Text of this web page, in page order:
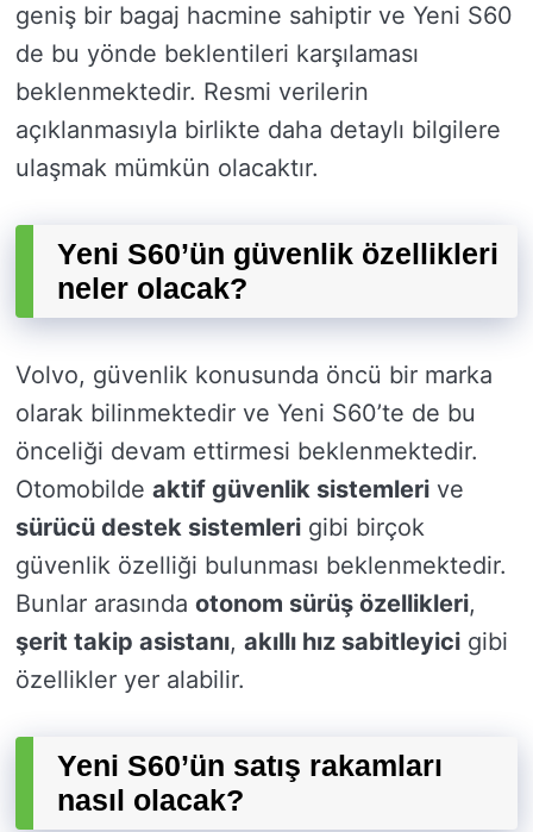
geniş bir bagaj hacmine sahiptir ve Yeni S60
de bu yönde beklentileri karşılaması
beklenmektedir. Resmi verilerin
açıklanmasıyla birlikte daha detaylı bilgilere
ulaşmak mümkün olacaktır.
Yeni S60’ün güvenlik özellikleri
neler olacak?
Volvo, güvenlik konusunda öncü bir marka
olarak bilinmektedir ve Yeni S60’te de bu
önceliği devam ettirmesi beklenmektedir.
Otomobilde aktif güvenlik sistemleri ve
sürücü destek sistemleri gibi birçok
güvenlik özelliği bulunması beklenmektedir.
Bunlar arasında otonom sürüş özellikleri,
şerit takip asistanı, akıllı hız sabitleyici gibi
özellikler yer alabilir.
Yeni S60’ün satış rakamları
nasıl olacak?